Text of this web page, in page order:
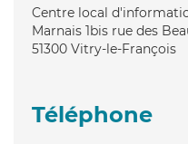
Centre local
Marnais 1bis rue des
51300 Vitry-le-François
Téléphone